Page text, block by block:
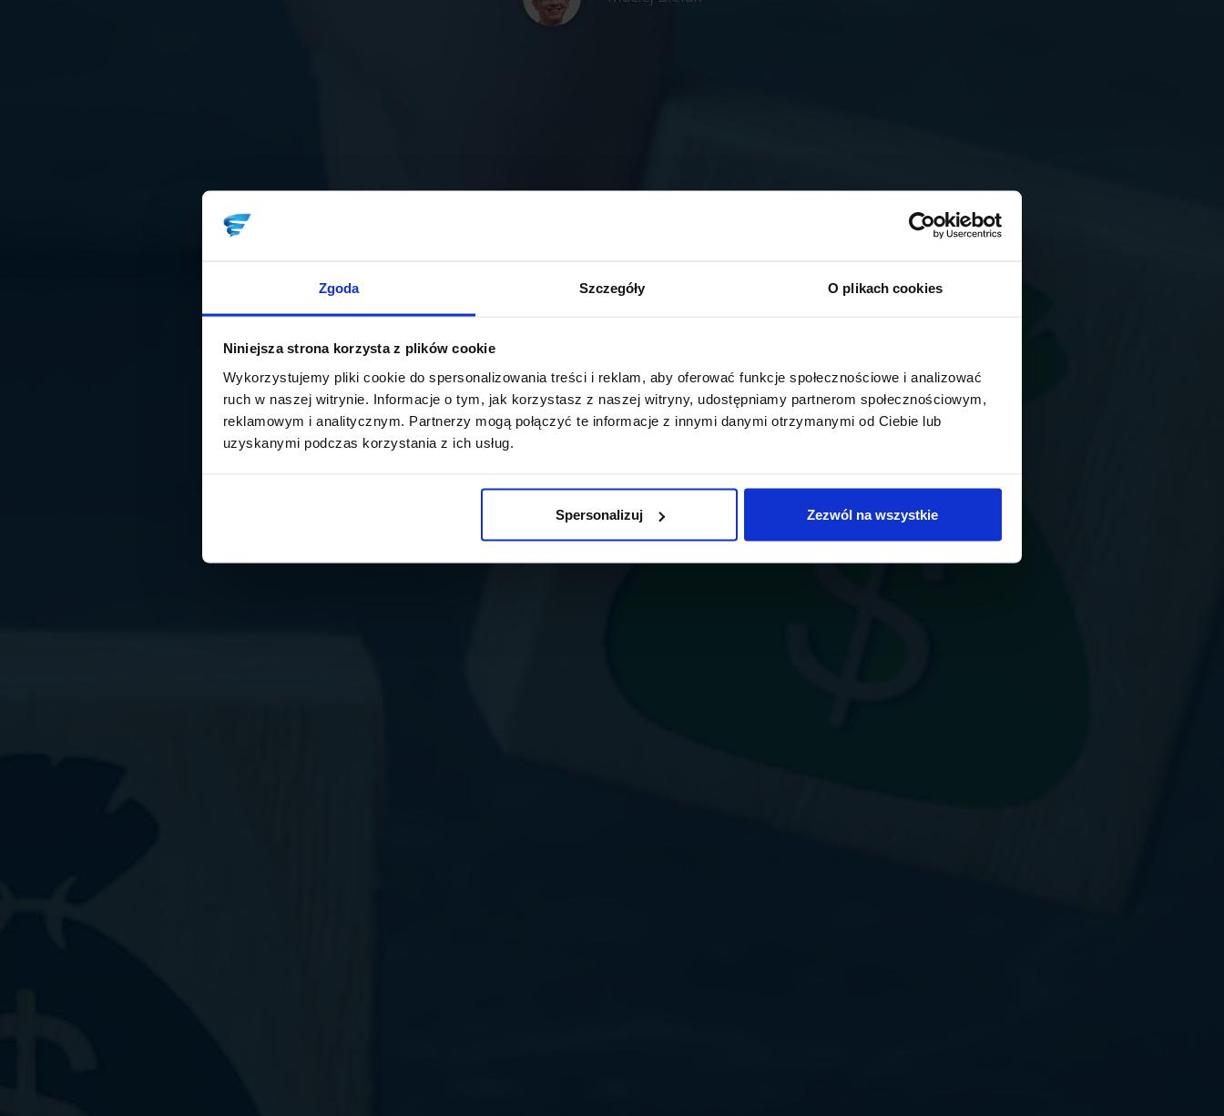
Zgoda Szczegóły O plikach cookies
Niniejsza strona korzysta z plików cookie
Wykorzystujemy pliki cookie do spersonalizowania treści i reklam, aby oferować funkcje społecznościowe i analizować
ruch w naszej witrynie. Informacje o tym, jak korzystasz z naszej witryny, udostępniamy partnerom społecznościowym,
reklamowym i analitycznym. Partnerzy mogą połączyć te informacje z innymi danymi otrzymanymi od Ciebie lub
uzyskanymi podczas korzystania z ich usług.
Spersonalizuj Zezwól na wszystkie